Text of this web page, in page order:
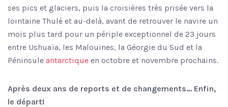
ses pics et glaciers, puis la croisières très prisée vers la
lointaine Thulé et au-delà, avant de retrouver le navire un
mois plus tard pour un périple exceptionnel de 23 jours
entre Ushuaïa, les Malouines, la Géorgie du Sud et la
Péninsule antarctique en octobre et novembre prochains.
Après deux ans de reports et de changements… Enfin,
le départ!